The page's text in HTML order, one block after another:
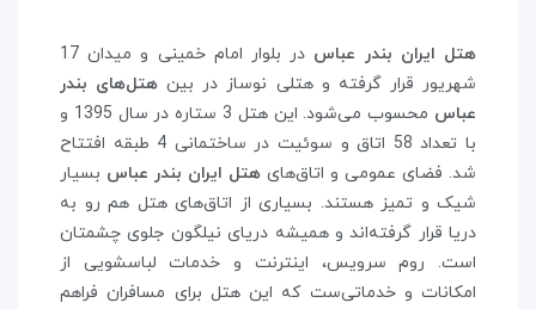
هتل ایران بندر عباس
در بلوار امام خمینی و میدان 17
شهریور قرار گرفته و هتلی نوساز در بین هتل‌های بندر
عباس
محسوب می‌شود. این هتل 3 ستاره در سال 1395 و
با تعداد 58 اتاق و سوئیت در ساختمانی 4 طبقه افتتاح
شد. فضای عمومی و اتاق‌های هتل ایران بندر عباس بسیار
شیک و تمیز هستند. بسیاری از اتاق‌های هتل هم رو به
دریا قرار گرفته‌اند و همیشه دریای نیلگون جلوی چشمتان
است. روم سرویس، اینترنت و خدمات لباسشویی از
امکانات و خدماتی‌ست که این هتل برای مسافران فراهم